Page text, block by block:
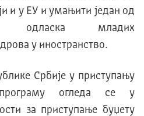
и у ЕУ и умањити један од
одласка младих
у иностранство.
Србије у приступању
огледа се у
за приступање буџету